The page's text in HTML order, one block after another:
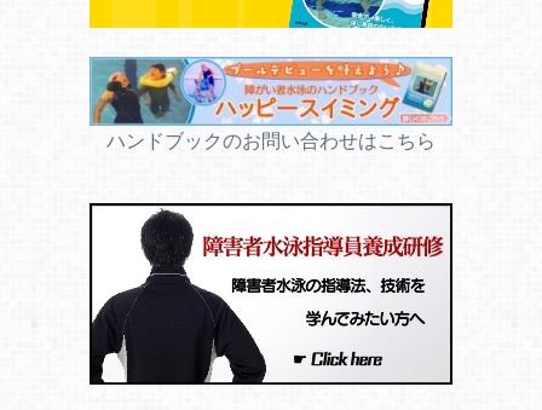
ハンドブックのお問い合わせはこちら